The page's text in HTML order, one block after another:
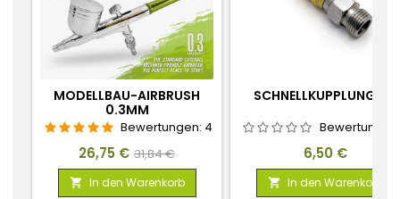
MODELLBAU-AIRBRUSH
0.3MM
Bewertungen: 4
Preis
26,75 € Verkaufspreis
31,84 €
 In den Warenkorb
SCHNELLKUPPLUNG 1/8
Preis
6,50 €
 In den Warenkorb